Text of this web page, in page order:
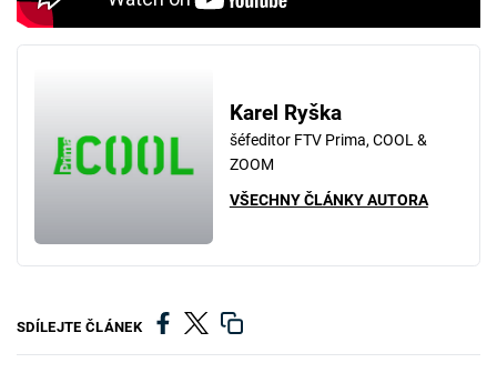
Karel Ryška
šéfeditor FTV Prima, COOL &
ZOOM
VŠECHNY ČLÁNKY AUTORA
SDÍLEJTE ČLÁNEK